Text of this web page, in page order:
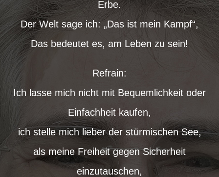
Erbe.
Der Welt sage ich: „Das ist mein Kampf“,
Das bedeutet es, am Leben zu sein!
Refrain:
Ich lasse mich nicht mit Bequemlichkeit oder
Einfachheit kaufen,
ich stelle mich lieber der stürmischen See,
als meine Freiheit gegen Sicherheit
einzutauschen,